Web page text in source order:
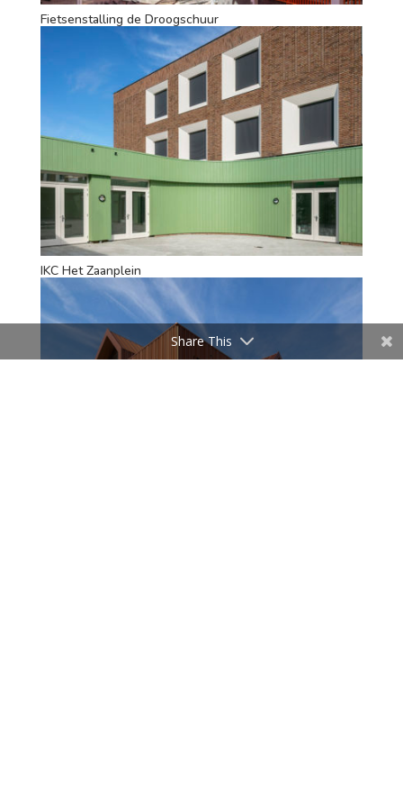
Fietsenstalling de Droogschuur
IKC Het Zaanplein
Share This